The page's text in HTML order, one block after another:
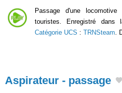
Passage d'une
touristes. Enregistré
Catégorie UCS : TRNSteam .
Aspirateur - passage